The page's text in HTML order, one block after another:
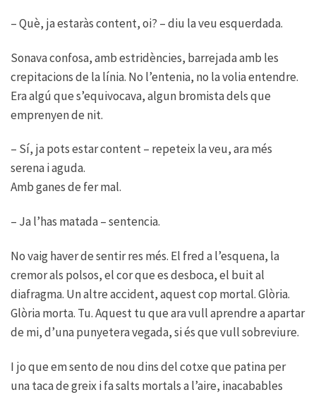
– Què, ja estaràs content, oi? – diu la veu esquerdada.
Sonava confosa, amb estridències, barrejada amb les
crepitacions de la línia. No l’entenia, no la volia entendre.
Era algú que s’equivocava, algun bromista dels que
emprenyen de nit.
– Sí, ja pots estar content – repeteix la veu, ara més
serena i aguda.
Amb ganes de fer mal.
– Ja l’has matada – sentencia.
No vaig haver de sentir res més. El fred a l’esquena, la
cremor als polsos, el cor que es desboca, el buit al
diafragma. Un altre accident, aquest cop mortal. Glòria.
Glòria morta. Tu. Aquest tu que ara vull aprendre a apartar
de mi, d’una punyetera vegada, si és que vull sobreviure.
I jo que em sento de nou dins del cotxe que patina per
una taca de greix i fa salts mortals a l’aire, inacabables